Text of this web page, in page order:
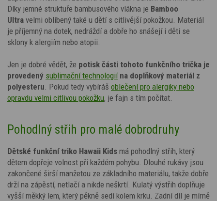
Díky jemné struktuře bambusového vlákna je Bamboo
Ultra velmi oblíbený také u dětí s citlivější pokožkou. Materiál
je příjemný na dotek, nedráždí a dobře ho snášejí i děti se
sklony k alergiím nebo atopii.
Jen je dobré vědět, že potisk části tohoto funkčního trička je
provedený sublimační technologiína doplňkový materiál z
polyesteru . Pokud tedy vybíráš oblečení pro alergiky nebo
opravdu velmi citlivou pokožku, je fajn s tím počítat.
Pohodlný střih pro malé dobrodruhy
Dětské funkční triko Hawaii Kids má pohodlný střih, který
dětem dopřeje volnost při každém pohybu. Dlouhé rukávy jsou
zakončené širší manžetou ze základního materiálu, takže dobře
drží na zápěstí, netlačí a nikde neškrtí. Kulatý výstřih doplňuje
vyšší měkký lem, který pěkně sedí kolem krku. Zadní díl je mírně